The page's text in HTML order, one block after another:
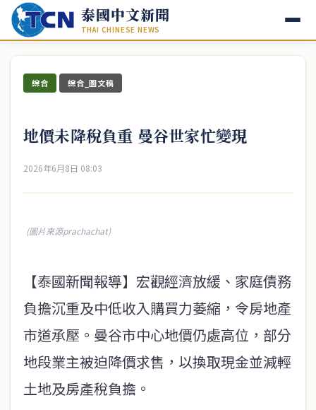
泰國中文新聞
THAI CHINESE NEWS
綜合 綜合_圖文稿
地價未降稅負重 曼谷世家忙變現
2026年6月8日 08:03
(圖片來源prachachat)
【泰國新聞報導】宏觀經濟放緩、家庭債務
負擔沉重及中低收入購買力萎縮，令房地產
市道承壓。曼谷市中心地價仍處高位，部分
地段業主被迫降價求售，以換取現金並減輕
土地及房產稅負擔。